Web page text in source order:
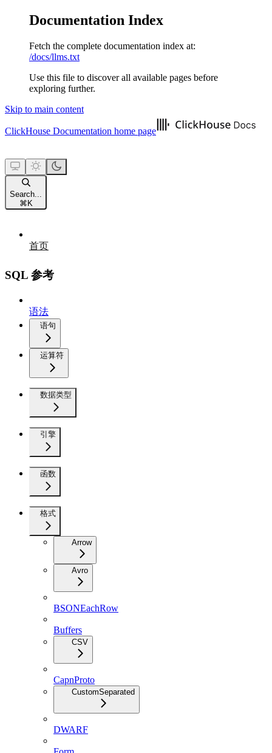
Documentation Index
Fetch the complete documentation index at:
/docs/llms.txt
Use this file to discover all available pages before
exploring further.
Skip to main content
ClickHouse Documentation home page
Search...
⌘ K
首页
SQL 参考
语法
语句
运算符
数据类型
引擎
函数
格式
Arrow
Avro
BSONEachRow
Buffers
CSV
CapnProto
CustomSeparated
DWARF